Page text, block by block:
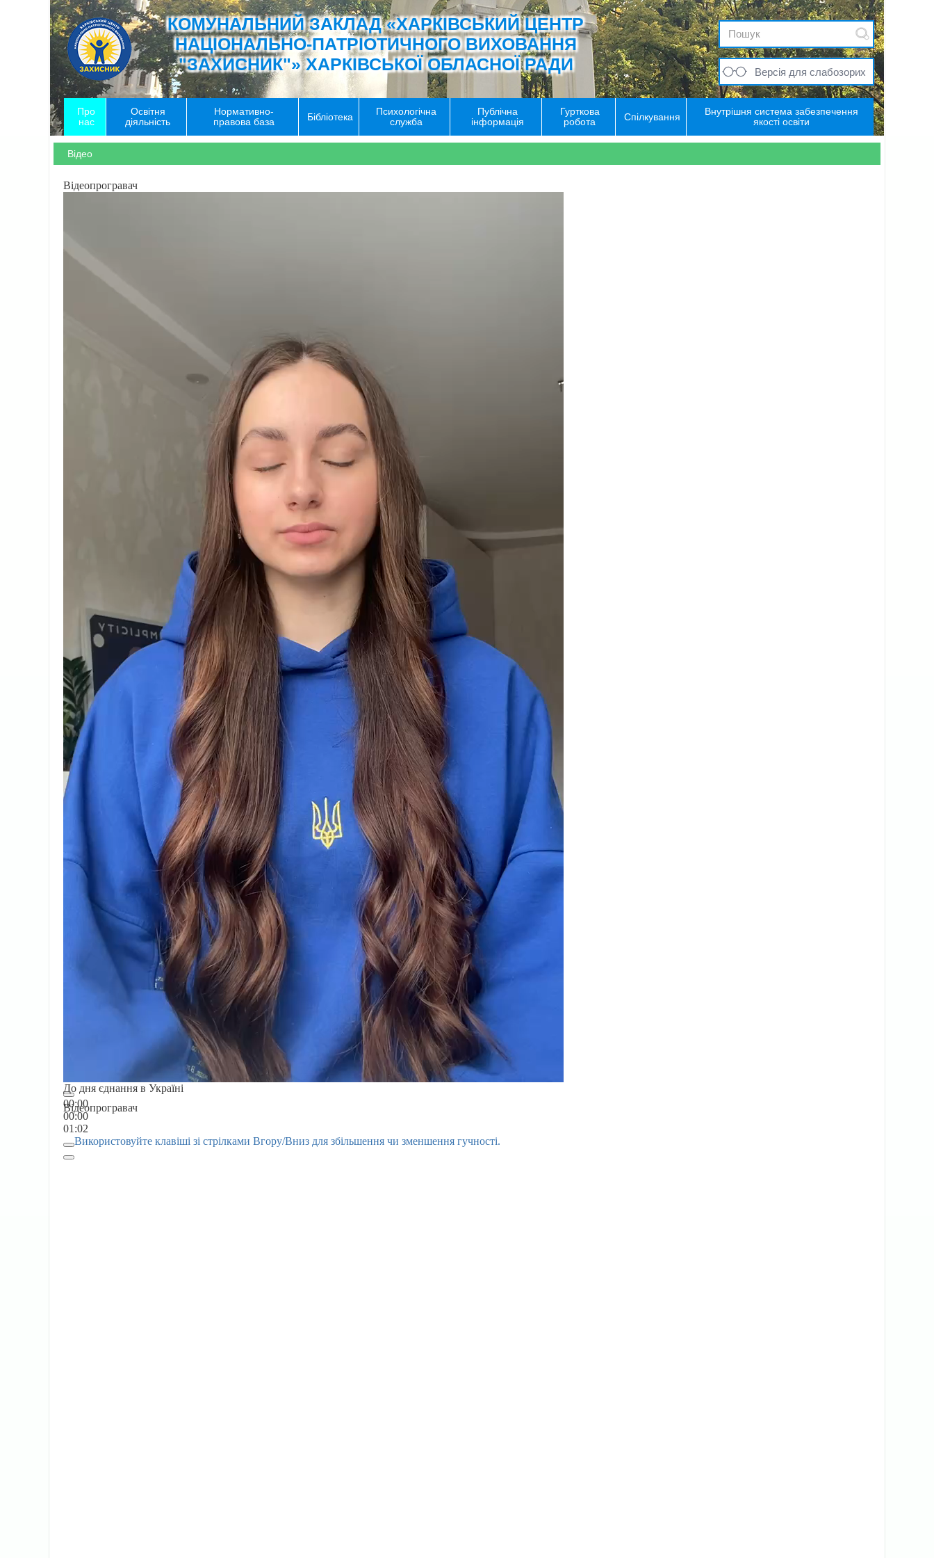
КОМУНАЛЬНИЙ ЗАКЛАД «ХАРКІВСЬКИЙ ЦЕНТР
НАЦІОНАЛЬНО-ПАТРІОТИЧНОГО ВИХОВАННЯ
"ЗАХИСНИК"» ХАРКІВСЬКОЇ ОБЛАСНОЇ РАДИ
Версія для слабозорих
Про
нас
Освітня
діяльність
Нормативно-
правова база
Бібліотека
Психологічна
служба
Публічна
інформація
Гурткова
робота
Спілкування
Внутрішня система забезпечення
якості освіти
Відео
Відеопрогравач
00:00
00:00
01:02
Використовуйте клавіші зі стрілками Вгору/Вниз для збільшення чи зменшення гучності.
До дня єднання в Україні
Відеопрогравач